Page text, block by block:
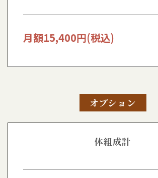
月額15,400円(税込)
オプション
体組成計